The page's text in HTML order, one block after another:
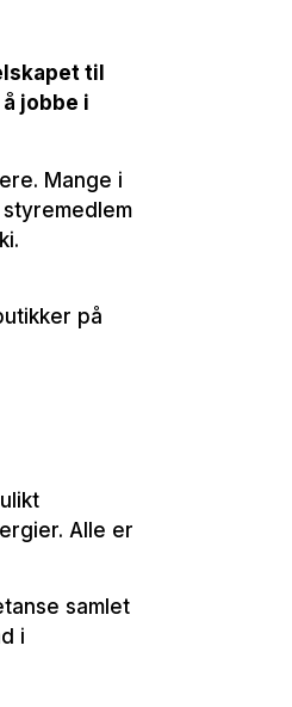
til
jobbe i
Mange i
på
Alle er
samlet
i